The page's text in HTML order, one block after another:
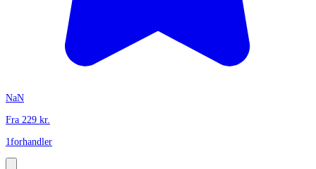
NaN
Fra 229 kr.
1forhandler